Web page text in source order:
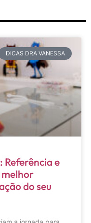
DICAS DRA VANESSA
e
melhor
do seu